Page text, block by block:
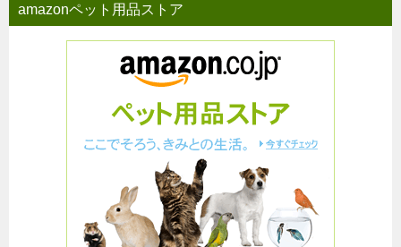
amazonペット用品ストア